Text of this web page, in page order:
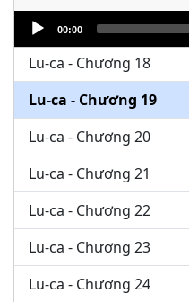
Audio
Player
00:00
Lu-ca - Chương 17
Lu-ca - Chương 18
Lu-ca - Chương 19
Lu-ca - Chương 20
Lu-ca - Chương 21
Lu-ca - Chương 22
Lu-ca - Chương 23
Lu-ca - Chương 24